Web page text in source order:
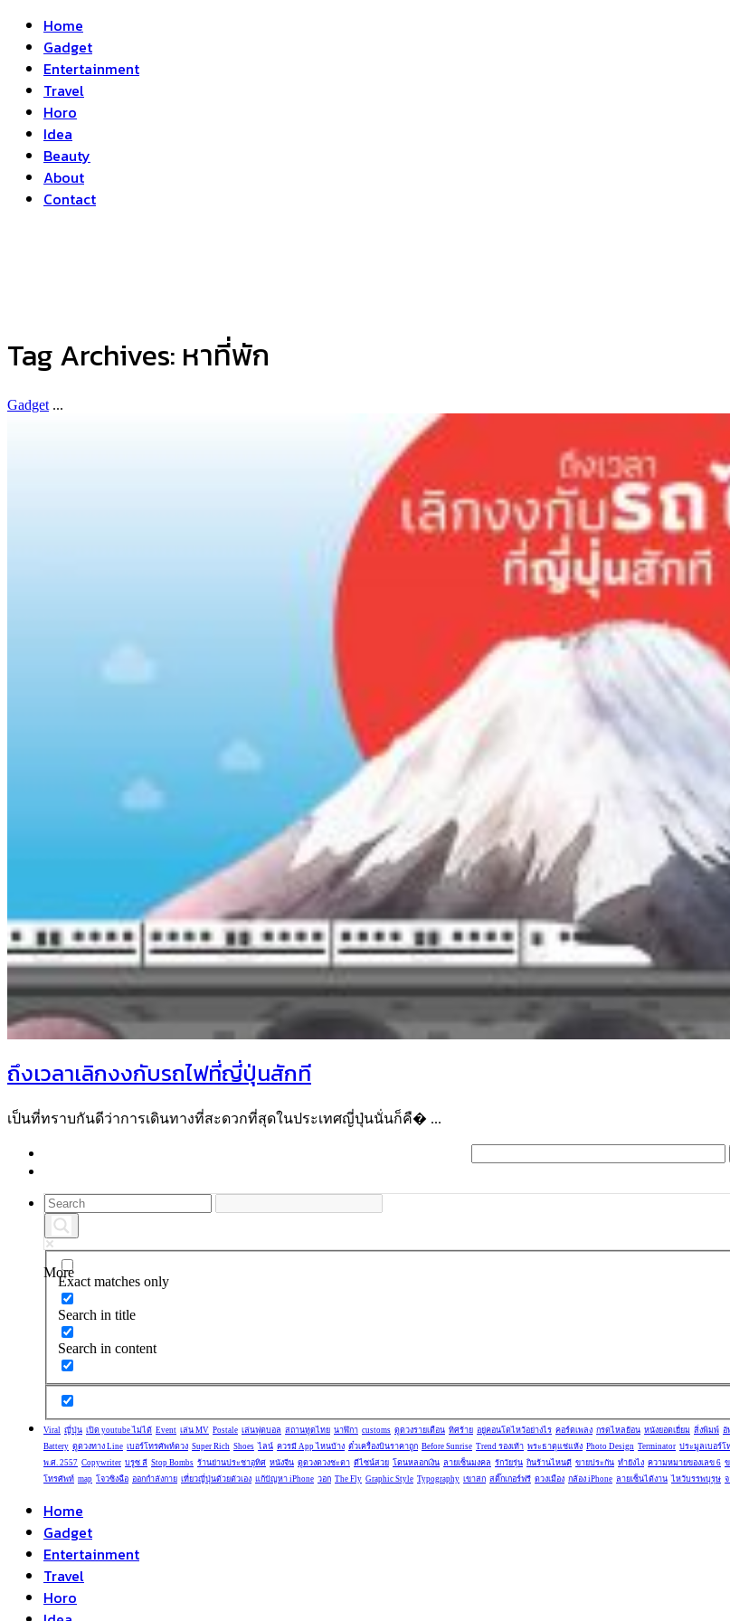
Home
Gadget
Entertainment
Travel
Horo
Idea
Beauty
About
Contact
Tag Archives: หาที่พัก
Gadget ...
ถึงเวลาเลิกงงกับรถไฟที่ญี่ปุ่นสักที
เป็นที่ทราบกันดีว่าการเดินทางที่สะดวกที่สุดในประเทศญี่ปุ่นนั่นก็คื� ...
More
Exact matches only
Search in title
Search in content
Viral ญี่ปุ่น เปิด youtube ไม่ได้ Event เล่น MV Postale เล่นฟุตบอล สถานทูตไทย นาฬิกา customs ดูดวงรายเดือน ทิศร้าย อยู่คอนโดไหว้อย่างไร คอร์ดเพลง กรดไหลย้อน หนังยอดเยี่ยม สิ่งพิมพ์ อั
Battery ดูดวงทาง Line เบอร์โทรศัพท์ดวง Super Rich Shoes ไลน์ ควรมี App ไหนบ้าง ตั๋วเครื่องบินราคาถูก Before Sunrise Trend รองเท้า พระธาตุแช่แห้ง Photo Design Terminator ประมูลเบอร์โ
พ.ศ. 2557 Copywriter บรูซ ลี Stop Bombs ร้านย่านประชาอุทิศ หนังจีน ดูดวงดวงชะตา ดีไซน์สวย โดนหลอกเงิน ลายเซ็นมงคล รักวัยรุ่น กินร้านไหนดี ขายประกัน ทำยังไง ความหมายของเลข 6
โทรศัพท์ map โจวซิงฉือ ออกกำลังกาย เที่ยวญี่ปุ่นด้วยตัวเอง แก้ปัญหา iPhone วอก The Fly Graphic Style Typography เขาสก สติ๊กเกอร์ฟรี ดวงเมือง กล้อง iPhone ลายเซ็นได้งาน ไหว้บรรพบุรุษ
Home
Gadget
Entertainment
Travel
Horo